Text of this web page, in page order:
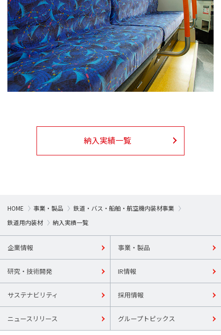
納入実績一覧
HOME 事業・製品
鉄道・バス・船舶・航空機内装材事業
鉄道用内装材
納入実績一覧
企業情報 事業・製品
研究・技術開発 IR情報
サステナビリティ 採用情報
ニュースリリース グループトピックス